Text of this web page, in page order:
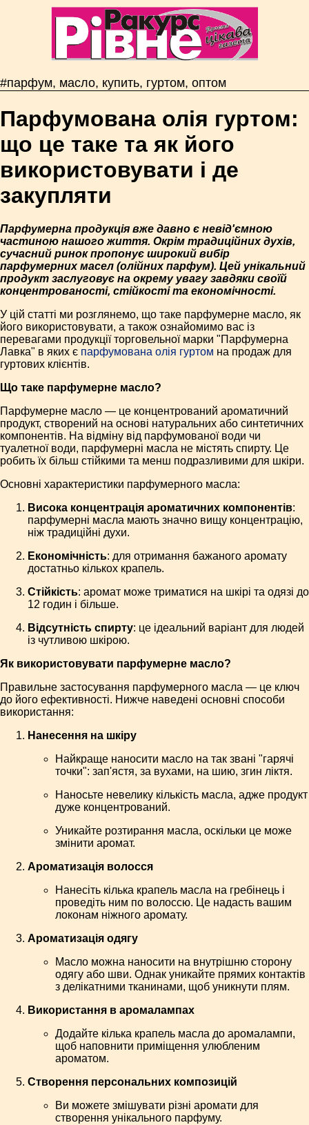
#парфум, масло, купить, гуртом, оптом
Парфумована олія гуртом:
що це таке та як його
використовувати і де
закупляти
Парфумерна продукція вже давно є невід'ємною
частиною нашого життя. Окрім традиційних духів,
сучасний ринок пропонує широкий вибір
парфумерних масел (олійних парфум). Цей унікальний
продукт заслуговує на окрему увагу завдяки своїй
концентрованості, стійкості та економічності.
У цій статті ми розглянемо, що таке парфумерне масло, як
його використовувати, а також ознайомимо вас із
перевагами продукції торговельної марки "Парфумерна
Лавка" в яких є парфумована олія гуртом на продаж для
гуртових клієнтів.
Що таке парфумерне масло?
Парфумерне масло — це концентрований ароматичний
продукт, створений на основі натуральних або синтетичних
компонентів. На відміну від парфумованої води чи
туалетної води, парфумерні масла не містять спирту. Це
робить їх більш стійкими та менш подразливими для шкіри.
Основні характеристики парфумерного масла:
Висока концентрація ароматичних компонентів:
парфумерні масла мають значно вищу концентрацію,
ніж традиційні духи.
Економічність: для отримання бажаного аромату
достатньо кількох крапель.
Стійкість: аромат може триматися на шкірі та одязі до
12 годин і більше.
Відсутність спирту: це ідеальний варіант для людей
із чутливою шкірою.
Як використовувати парфумерне масло?
Правильне застосування парфумерного масла — це ключ
до його ефективності. Нижче наведені основні способи
використання:
Нанесення на шкіру
Найкраще наносити масло на так звані "гарячі
точки": зап'ястя, за вухами, на шию, згин ліктя.
Наносьте невелику кількість масла, адже продукт
дуже концентрований.
Уникайте розтирання масла, оскільки це може
змінити аромат.
Ароматизація волосся
Нанесіть кілька крапель масла на гребінець і
проведіть ним по волоссю. Це надасть вашим
локонам ніжного аромату.
Ароматизація одягу
Масло можна наносити на внутрішню сторону
одягу або шви. Однак уникайте прямих контактів
з делікатними тканинами, щоб уникнути плям.
Використання в аромалампах
Додайте кілька крапель масла до аромалампи,
щоб наповнити приміщення улюбленим
ароматом.
Створення персональних композицій
Ви можете змішувати різні аромати для
створення унікального парфуму.